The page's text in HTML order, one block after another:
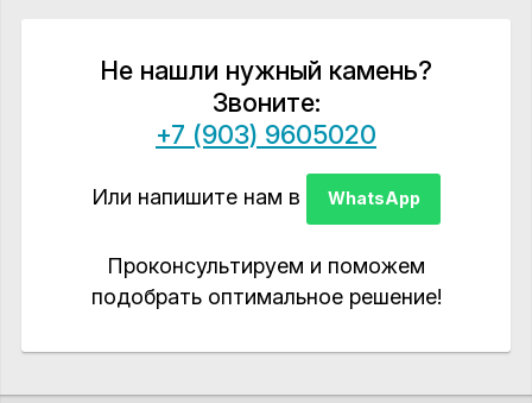
Не нашли нужный камень?
Звоните:
+7 (903) 9605020
Или напишите нам в WhatsApp
Проконсультируем и поможем
подобрать оптимальное решение!